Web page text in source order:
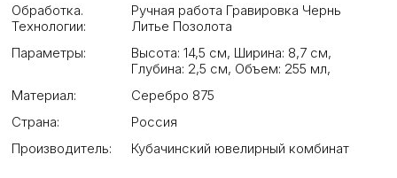
Обработка.
Технологии:
Ручная работа Гравировка Чернь
Литье Позолота
Параметры:
Высота: 14,5 см, Ширина: 8,7 см,
Глубина: 2,5 см, Объем: 255 мл,
Материал:
Серебро 875
Страна:
Россия
Производитель:
Кубачинский ювелирный комбинат